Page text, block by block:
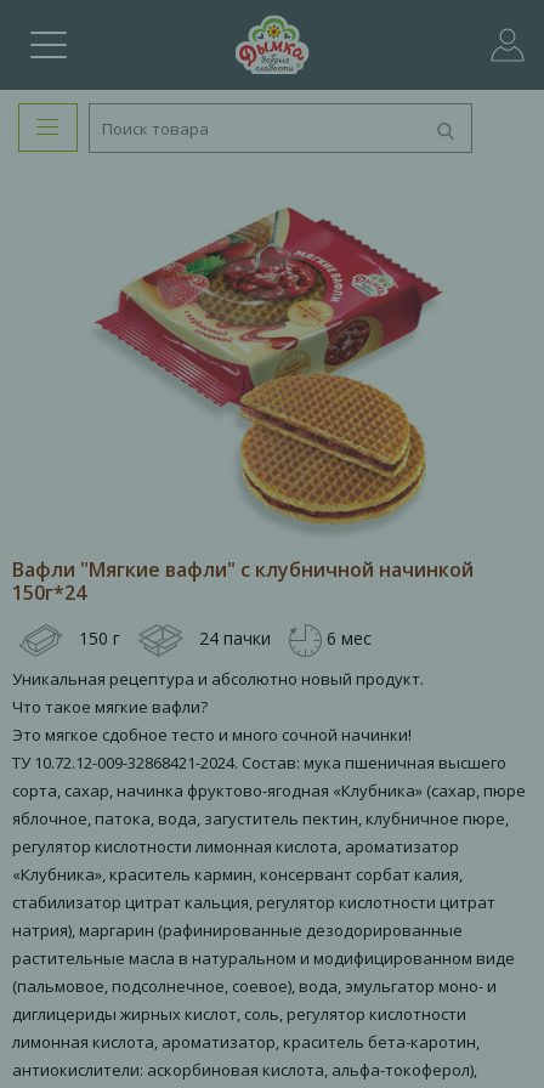
Вафли "Мягкие вафли" с клубничной начинкой
150г*24
150 г 24 пачки 6 мес
Уникальная рецептура и абсолютно новый продукт.
Что такое мягкие вафли?
Это мягкое сдобное тесто и много сочной начинки!
ТУ 10.72.12-009-32868421-2024. Состав: мука пшеничная высшего
сорта, сахар, начинка фруктово-ягодная «Клубника» (сахар, пюре
яблочное, патока, вода, загуститель пектин, клубничное пюре,
регулятор кислотности лимонная кислота, ароматизатор
«Клубника», краситель кармин, консервант сорбат калия,
стабилизатор цитрат кальция, регулятор кислотности цитрат
натрия), маргарин (рафинированные дезодорированные
растительные масла в натуральном и модифицированном виде
(пальмовое, подсолнечное, соевое), вода, эмульгатор моно- и
диглицериды жирных кислот, соль, регулятор кислотности
лимонная кислота, ароматизатор, краситель бета-каротин,
антиокислители: аскорбиновая кислота, альфа-токоферол),